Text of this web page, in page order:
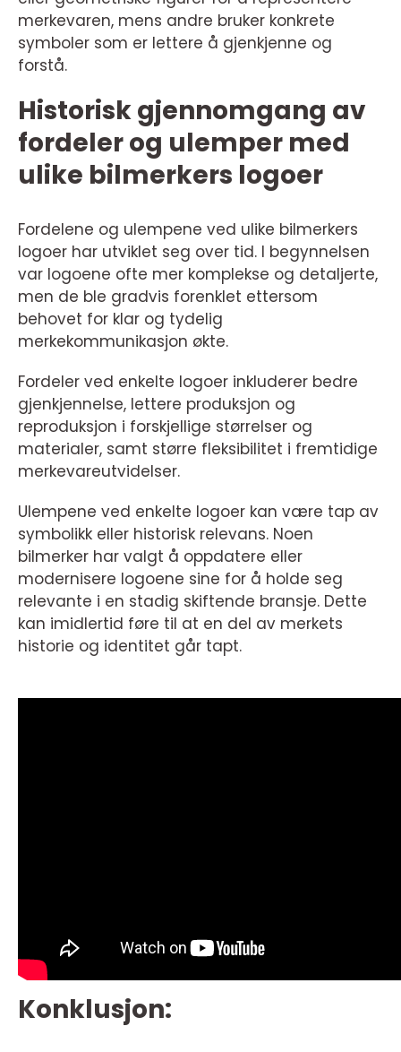
merkevaren, mens andre bruker konkrete
symboler som er lettere å gjenkjenne og
forstå.
Historisk gjennomgang av
fordeler og ulemper med
ulike bilmerkers logoer
Fordelene og ulempene ved ulike bilmerkers
logoer har utviklet seg over tid. I begynnelsen
var logoene ofte mer komplekse og detaljerte,
men de ble gradvis forenklet ettersom
behovet for klar og tydelig
merkekommunikasjon økte.
Fordeler ved enkelte logoer inkluderer bedre
gjenkjennelse, lettere produksjon og
reproduksjon i forskjellige størrelser og
materialer, samt større fleksibilitet i fremtidige
merkevareutvidelser.
Ulempene ved enkelte logoer kan være tap av
symbolikk eller historisk relevans. Noen
bilmerker har valgt å oppdatere eller
modernisere logoene sine for å holde seg
relevante i en stadig skiftende bransje. Dette
kan imidlertid føre til at en del av merkets
historie og identitet går tapt.
Konklusjon: